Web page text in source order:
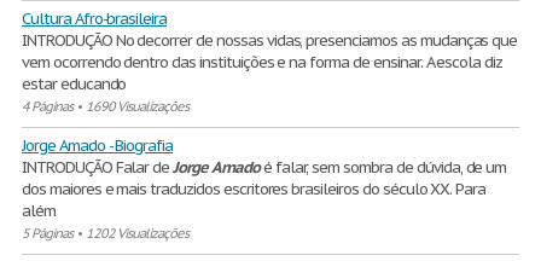
Cultura Afro-brasileira
INTRODUÇÃO No decorrer de nossas vidas, presenciamos as mudanças que
vem ocorrendo dentro das instituições e na forma de ensinar. A escola diz
estar educando
4 Páginas• 1690 Visualizações
Jorge Amado - Biografia
INTRODUÇÃO Falar deJorgeAmadoé falar, sem sombra de dúvida, de um
dos maiores e mais traduzidos escritores brasileiros do século XX. Para
além
5 Páginas• 1202 Visualizações